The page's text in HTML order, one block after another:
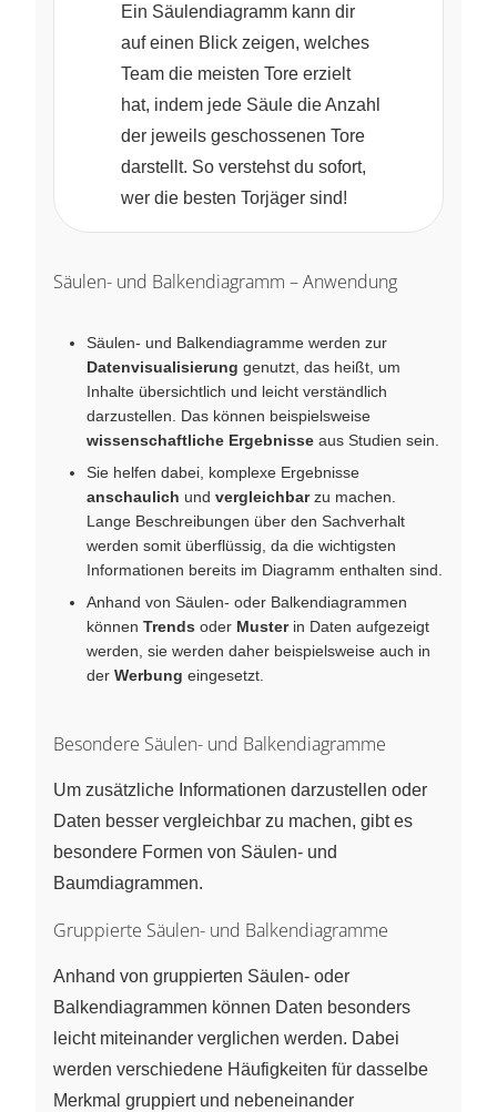
Ein Säulendiagramm kann dir
auf einen Blick zeigen, welches
Team die meisten Tore erzielt
hat, indem jede Säule die Anzahl
der jeweils geschossenen Tore
darstellt. So verstehst du sofort,
wer die besten Torjäger sind!
Säulen- und Balkendiagramm – Anwendung
Säulen‑ und Balkendiagramme werden zur
Datenvisualisierung genutzt, das heißt, um
Inhalte übersichtlich und leicht verständlich
darzustellen. Das können beispielsweise
wissenschaftliche Ergebnisse aus Studien sein.
Sie helfen dabei, komplexe Ergebnisse
anschaulich und vergleichbarzu machen.
Lange Beschreibungen über den Sachverhalt
werden somit überflüssig, da die wichtigsten
Informationen bereits im Diagramm enthalten sind.
Anhand von Säulen‑ oder Balkendiagrammen
können Trends oder Musterin Daten aufgezeigt
werden, sie werden daher beispielsweise auch in
der Werbung eingesetzt.
Besondere Säulen- und Balkendiagramme
Um zusätzliche Informationen darzustellen oder
Daten besser vergleichbar zu machen, gibt es
besondere Formen von Säulen‑ und
Baumdiagrammen.
Gruppierte Säulen- und Balkendiagramme
Anhand von gruppierten Säulen‑ oder
Balkendiagrammen können Daten besonders
leicht miteinander verglichen werden. Dabei
werden verschiedene Häufigkeiten für dasselbe
Merkmal gruppiert und nebeneinander